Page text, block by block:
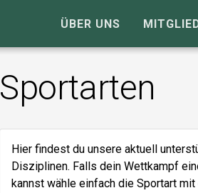
ÜBER UNS
Sportarten
Hier findest du unsere aktuell
Disziplinen. Falls dein Wettkampf
kannst wähle einfach die Sportart